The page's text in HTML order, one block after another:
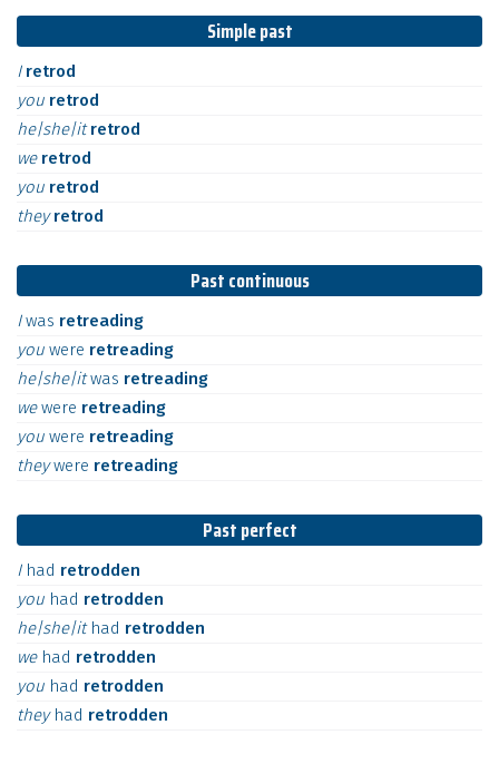
Simple past
I retrod
you retrod
he|she|itretrod
we retrod
you retrod
theyretrod
Past continuous
Iwas retreading
you were retreading
he|she|itwas retreading
wewere retreading
you were retreading
theywere retreading
Past perfect
I had retrodden
you had retrodden
he|she|it had retrodden
we had retrodden
you had retrodden
they had retrodden